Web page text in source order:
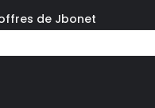
de Jbonet